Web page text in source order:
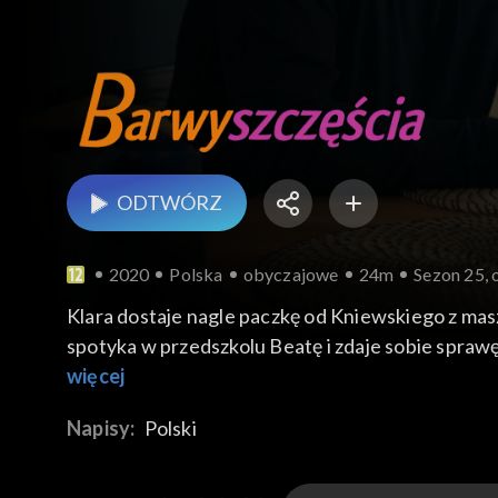
ODTWÓRZ
2020 Polska obyczajowe 24m Sezon 25,
Klara dostaje nagle paczkę od Kniewskiego z
spotyka w przedszkolu Beatę i zdaje sobie
Ludwik odwiedza Stefana i odkrywa, że Górka
mieszkania z wizytą wpada Tymon i wyciąga na
więcej
Napisy: Polski